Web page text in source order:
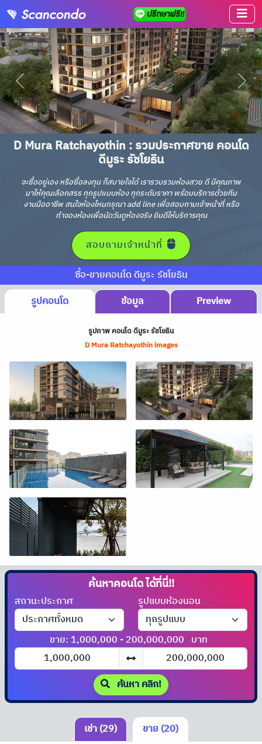
D Mura Ratchayothin : รวมประกาศขาย คอนโด
ดีมูระ รัชโยธิน
จะซื้ออยู่เอง หรือซื้อลงทุน ก็สบายใจได้ เรารวบรวมห้องสวย ดี มีคุณภาพ
มาให้คุณเลือกสรร ทุกรูปแบบห้อง ทุกระดับราคา พร้อมบริการด้วยทีม
งานมืออาชีพ สนใจห้องไหนกรุณา add line เพื่อสอบถามเจ้าหน้าที่ หรือ
ทำจองห้องเพื่อนัดวันดูห้องจริง ยินดีให้บริการคุณ
สอบถามเจ้าหน้าที่
ซื้อ-ขายคอนโด ดีมูระ รัชโยธิน
รูปคอนโด
ข้อมูล Preview
รูปภาพ คอนโด ดีมูระ รัชโยธิน
D Mura Ratchayothin images
ค้นหาคอนโดได้ที่นี่!!
สถานะประกาศ รูปแบบห้องนอน
ขาย: 1,000,000 - 200,000,000 บาท
ค้นหา คลิก!
เช่า (29) ขาย (20)